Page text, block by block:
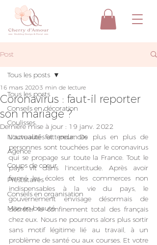
Post
Tous les posts
Conseils en décoration
Coulisses
Nouveautés et tendances
Agence
Coups de coeur
Prestataires
Conseils en organisation
Mise en beauté
Tous les posts
Coronavirus : faut-il reporter
son mariage ?
16 mars 20203 min de lecture
Dernière mise à jour : 19 janv. 2022
L'actualité fait peur. De plus en plus de
personnes sont touchées par le coronavirus
qui se propage sur toute la France. Tout le
pays vit dans l'incertitude. Après avoir
fermé les écoles et les commerces non
indispensables à la vie du pays, le
gouvernement envisage désormais de
décréter le confinement total des français
chez eux. Nous ne pourrons alors plus sortir
sans motif légitime lié au travail, à un
problème de santé ou aux courses. Et votre